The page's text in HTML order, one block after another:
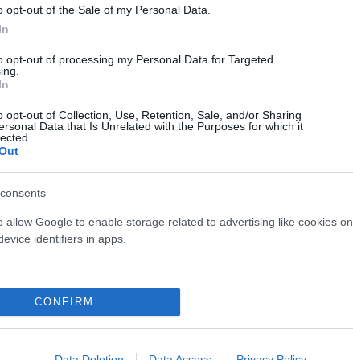
opt-out of the Sale of my Personal Data.
opt-out of processing my Personal Data for Targeted
opt-out of Collection, Use, Retention, Sale, and/or Sharing
Data that Is Unrelated with the Purposes for which it
allow Google to enable storage related to advertising like cookies on
identifiers in apps.
CONFIRM